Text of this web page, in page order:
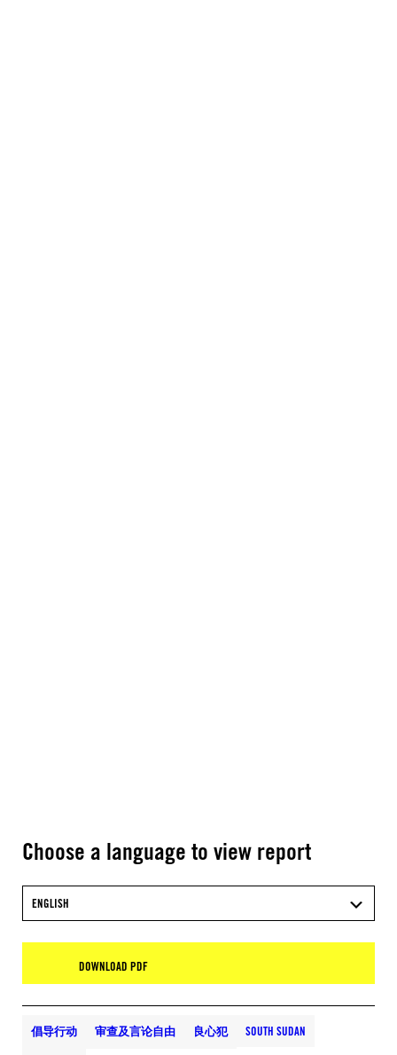
Choose a language to view report
ENGLISH
DOWNLOAD PDF
倡导行动 审查及言论自由 良心犯 SOUTH SUDAN